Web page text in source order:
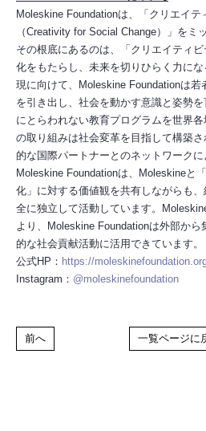
Moleskine Foundationは、「クリエイ
（Creativity for Social Change）」をミ
その根底にあるのは、「クリエイティ
化をもたらし、未来を切りひらく力に
現に向けて、Moleskine Foundationは若
を引き出し、社会を動かす意識と姿勢
にとらわれない教育プログラムを世界
の取り組みは社会変革を目指して構築
的な国際パートナーとのネットワークに
Moleskine Foundationは、Moleskineと
化」に対する価値観を共有しながらも
全に独立して活動しています。
より、Moleskine Foundationは外部か
的な社会貢献活動に活用できています。
公式HP： https://
Instagram： @moleskinefoundation
前へ 一覧ページに
推奨環境 利用
個人情報保護方針 お客
掲載されているすべてのコンテンツ(記事、画像